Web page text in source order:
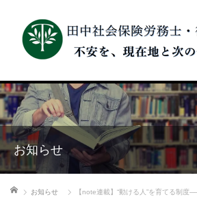
お知らせ
ホーム お知らせ
【note連載】“動ける人”を育てる制度